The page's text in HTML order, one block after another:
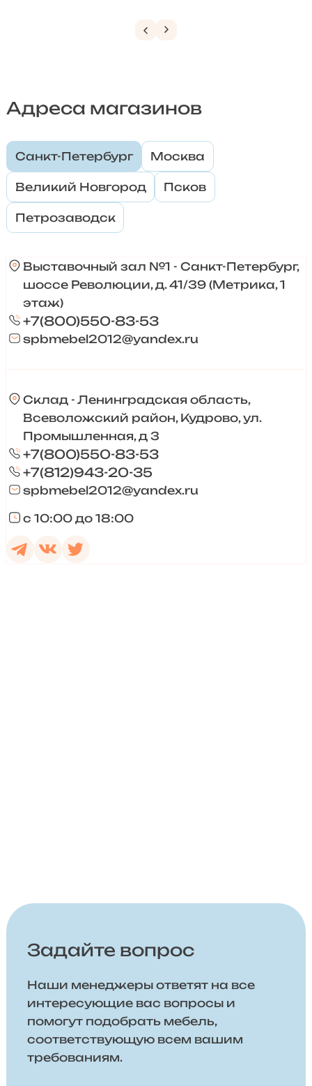
Адреса магазинов
Санкт-Петербург Москва
Великий Новгород Псков
Петрозаводск
Выставочный зал №1 - Санкт-Петербург,
шоссе Революции, д. 41/39 (Метрика, 1
этаж)
+7(800)550-83-53
spbmebel2012@yandex.ru
Склад - Ленинградская область,
Всеволожский район, Кудрово, ул.
Промышленная, д 3
+7(800)550-83-53
+7(812)943-20-35
spbmebel2012@yandex.ru
с 10:00 до 18:00
Задайте вопрос
Наши менеджеры ответят на все
интересующие вас вопросы и
помогут подобрать мебель,
соответствующую всем вашим
требованиям.